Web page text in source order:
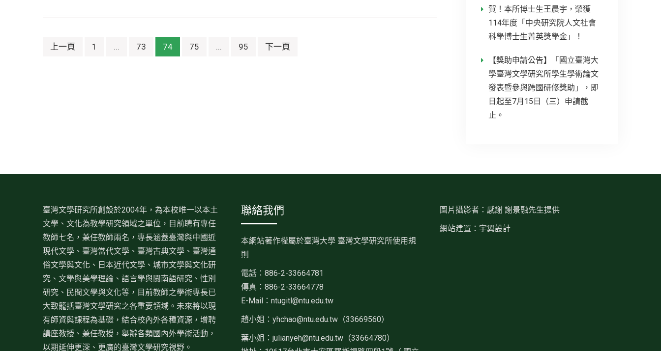
文上一頁 1 73 74 75 95 下一頁
賀！本所博士生王晨宇，榮獲
114年度「中央研究院人文社會
科學博士生菁英獎學金」！
【獎助申請公告】「國立臺灣大
學臺灣文學研究所學生學術論文
發表暨參與跨國研修獎助」，即
日起至7月15日（三）申請截
止。
臺灣文學研究所創設於2004年，為本校唯一以本土
文學、文化為教學研究領域之單位，目前聘有專任
教師七名，兼任教師兩名，專長涵蓋臺灣與中國近
現代文學、臺灣當代文學、臺灣古典文學、臺灣通
俗文學與文化、日本近代文學、城市文學與文化研
究、文學與美學理論、語言學與閩南語研究、性別
研究、民間文學與文化等，目前教師之學術專長已
大致籠括臺灣文學研究之各重要領域。未來將以現
有師資與課程為基礎，結合校內外各種資源，增聘
講座教授、兼任教授，舉辦各類國內外學術活動，
以期延伸更深、更廣的臺灣文學研究視野。
聯絡我們
本網站著作權屬於臺灣大學 臺灣文學研究所使用規
則
電話：886-2-33664781
傳真：886-2-33664778
E-Mail：ntugitl@ntu.edu.tw
趙小姐：yhchao@ntu.edu.tw（33669560）
葉小姐：julianyeh@ntu.edu.tw（33664780）
圖片攝影者：感謝 謝景融先生提供
網站建置：宇翼設計